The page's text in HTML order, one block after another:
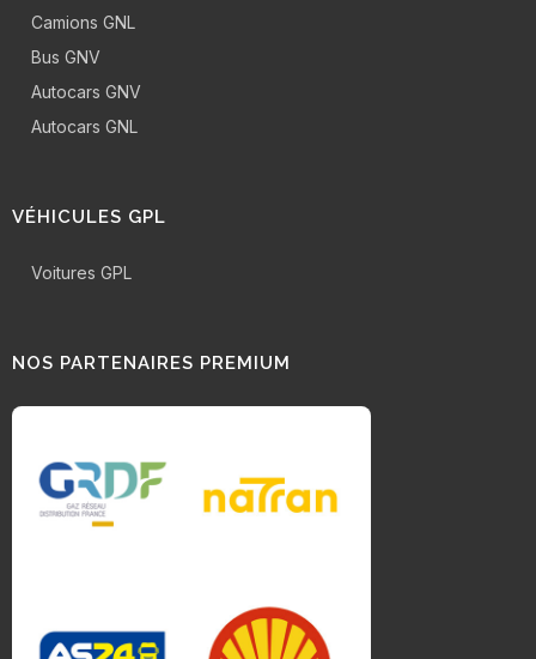
Camions GNL
Bus GNV
Autocars GNV
Autocars GNL
VÉHICULES GPL
Voitures GPL
NOS PARTENAIRES PREMIUM